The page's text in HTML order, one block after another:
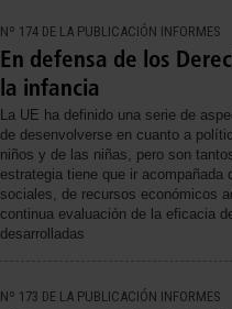
Nº 174 DE LA PUBLICACIÓN INFORMES
En defensa de los
la infancia
La UE ha definido una serie de
de desenvolverse en cuanto a
niños y de las niñas, pero son
estrategia tiene que ir acompañada
sociales, de recursos económicos
continua evaluación de la eficacia
desarrolladas
Nº 173 DE LA PUBLICACIÓN INFORMES